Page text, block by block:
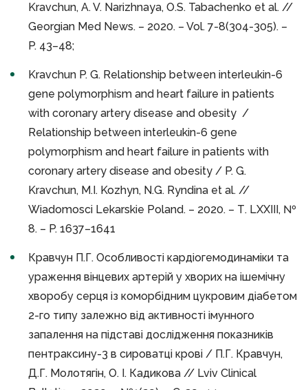
Kravchun, A. V. Narizhnaya, O.S. Tabachenko et al. //
Georgian Med News. – 2020. – Vol. 7-8(304-305). –
P. 43–48;
Kravchun P. G. Relationship between interleukin-6
gene polymorphism and heart failure in patients
with coronary artery disease and obesity /
Relationship between interleukin-6 gene
polymorphism and heart failure in patients with
coronary artery disease and obesity / P. G.
Kravchun, M.I. Kozhyn, N.G. Ryndina et al. //
Wiadomosci Lekarskie Poland. – 2020. – Т. LXXIII, №
8. – P. 1637–1641
Кравчун П.Г. Особливості кардіогемодинаміки та
ураження вінцевих артерій у хворих на ішемічну
хворобу серця із коморбідним цукровим діабетом
2-го типу залежно від активності імунного
запалення на підставі дослідження показників
пентраксину-3 в сироватці крові / П.Г. Кравчун,
Д.Г. Молотягін, О. І. Кадикова // Lviv Clinical